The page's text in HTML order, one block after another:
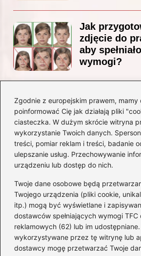
Zgodnie z europejskim prawem, mamy
poinformować Cię jak działają pliki
ciasteczka. W dużym skrócie witryna
wykorzystanie Twoich danych.
treści, pomiar reklam i treści, badanie
ulepszanie usług. Przechowywanie
urządzeniu lub dostęp do nich.
Twoje dane osobowe będą
Twojego urządzenia (pliki cookie,
itp.) mogą być wyświetlane i
dostawców spełniających wymogi
reklamowych (62) lub im
wykorzystywane przez tę witrynę lub
dostawcy mogę przetwarzać Twoje
Jak
zdjęcie do
aby
wymogi?
Czy
posiada
prawda,
Kategorie
Akumulatory(71)
Benzyna i Diesel(68)
Motocykle(47)
Opony(77)
Prawo jazdy(75)